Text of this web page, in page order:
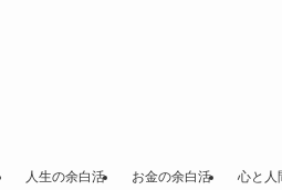
人生の余白活 お金の余白活 心と人